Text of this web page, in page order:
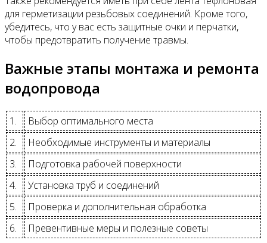
для герметизации резьбовых соединений. Кроме того,
убедитесь, что у вас есть защитные очки и перчатки,
чтобы предотвратить получение травмы.
Важные этапы монтажа и ремонта
водопровода
1.
Выбор оптимального места
2.
Необходимые инструменты и материалы
3.
Подготовка рабочей поверхности
4.
Установка труб и соединений
5.
Проверка и дополнительная обработка
6.
Превентивные меры и полезные советы